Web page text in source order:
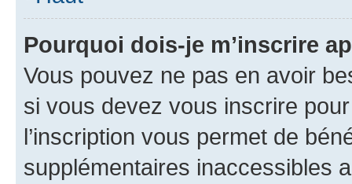
Pourquoi dois-je m’inscrire
Vous pouvez ne pas en avoir
si vous devez vous inscrire
l’inscription vous permet de
supplémentaires inaccessibles